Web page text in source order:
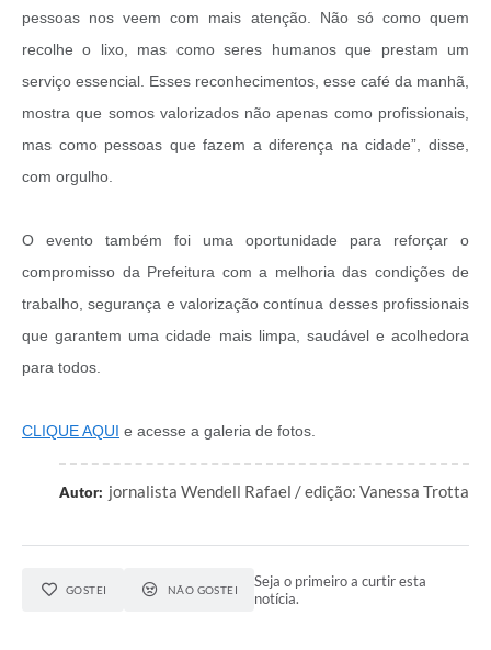
pessoas nos veem com mais atenção. Não só como quem
recolhe o lixo, mas como seres humanos que prestam um
serviço essencial. Esses reconhecimentos, esse café da manhã,
mostra que somos valorizados não apenas como profissionais,
mas como pessoas que fazem a diferença na cidade”, disse,
com orgulho.
O evento também foi uma oportunidade para reforçar o
compromisso da Prefeitura com a melhoria das condições de
trabalho, segurança e valorização contínua desses profissionais
que garantem uma cidade mais limpa, saudável e acolhedora
para todos.
CLIQUE AQUI e acesse a galeria de fotos.
Autor: jornalista Wendell Rafael / edição: Vanessa Trotta
GOSTEI NÃO GOSTEI
Seja o primeiro a curtir esta
notícia.